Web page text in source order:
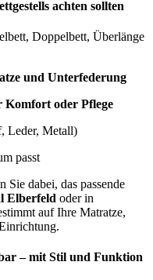
achten sollten
Doppelbett, Überlänge
und Unterfederung
Komfort oder Pflege
Leder, Metall)
passt
Sie dabei, das passende
Elberfeld oder in
auf Ihre Matratze,
– mit Stil und Funktion